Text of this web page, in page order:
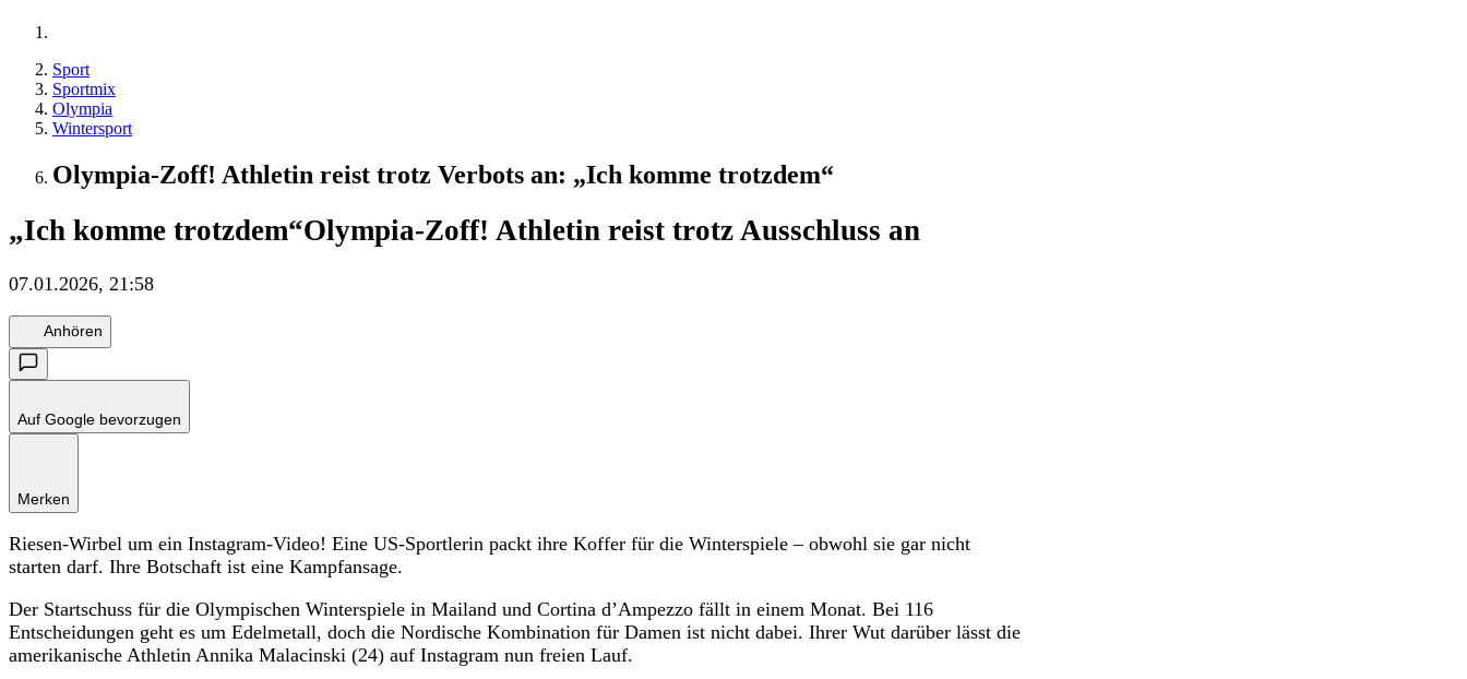
Sport
Sportmix
Olympia
Wintersport
Olympia-Zoff! Athletin reist trotz Verbots an: „Ich komme trotzdem“
„Ich komme trotzdem“Olympia-Zoff! Athletin reist trotz Ausschluss an
07.01.2026, 21:58
Anhören
Auf Google bevorzugen
Merken
Riesen-Wirbel um ein Instagram-Video! Eine US-Sportlerin packt ihre Koffer für die Winterspiele – obwohl sie gar nicht
starten darf. Ihre Botschaft ist eine Kampfansage.
Der Startschuss für die Olympischen Winterspiele in Mailand und Cortina d’Ampezzo fällt in einem Monat. Bei 116
Entscheidungen geht es um Edelmetall, doch die Nordische Kombination für Damen ist nicht dabei. Ihrer Wut darüber lässt die
amerikanische Athletin Annika Malacinski (24) auf Instagram nun freien Lauf.